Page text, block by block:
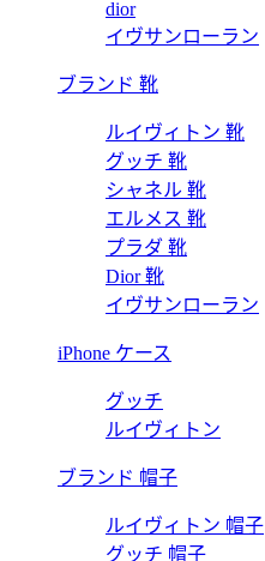
dior
イヴサンローラン
ブランド 靴
ルイヴィトン 靴
グッチ 靴
シャネル 靴
エルメス 靴
プラダ 靴
Dior 靴
イヴサンローラン
iPhone ケース
グッチ
ルイヴィトン
ブランド 帽子
ルイヴィトン 帽子
グッチ 帽子